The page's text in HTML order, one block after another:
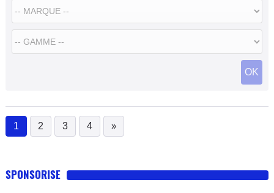
OK
1
(current)
2 3 4 »
SPONSORISE